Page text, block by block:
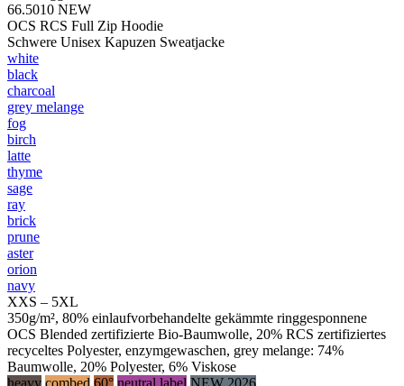
66.5010 NEW
OCS RCS Full Zip Hoodie
Schwere Unisex Kapuzen Sweatjacke
white
black
charcoal
grey melange
fog
birch
latte
thyme
sage
ray
brick
prune
aster
orion
navy
XXS – 5XL
350g/m², 80% einlaufvorbehandelte gekämmte ringgesponnene
OCS Blended zertifizierte Bio-Baumwolle, 20% RCS zertifiziertes
recyceltes Polyester, enzymgewaschen, grey melange: 74%
Baumwolle, 20% Polyester, 6% Viskose
heavy combed 60° neutral label NEW 2026